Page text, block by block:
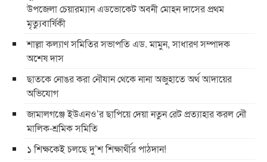
উপজেলা চেয়ারম্যান এডভোকেট অবনী মোহন দাসের প্রথম
মৃত্যুবার্ষিকী
শাল্লা কল্যাণ সমিতির সভাপতি এড. মামুন, সাধারণ সম্পাদক
অশেষ দাস
ছাতকে নোঙর করা নৌযান থেকে নানা অজুহাতে অর্থ আদায়ের
অভিযোগ
জামালগঞ্জে ইউএনও’র ছাপিয়ে দেয়া নতুন রেট প্রত্যাহার করল নৌ
মালিক-শ্রমিক সমিতি
১ শিক্ষকেই চলছে দু’শ শিক্ষার্থীর পাঠদান!